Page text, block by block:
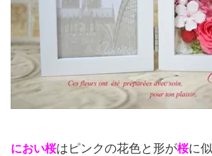
におい桜はピンクの花色と形が桜に